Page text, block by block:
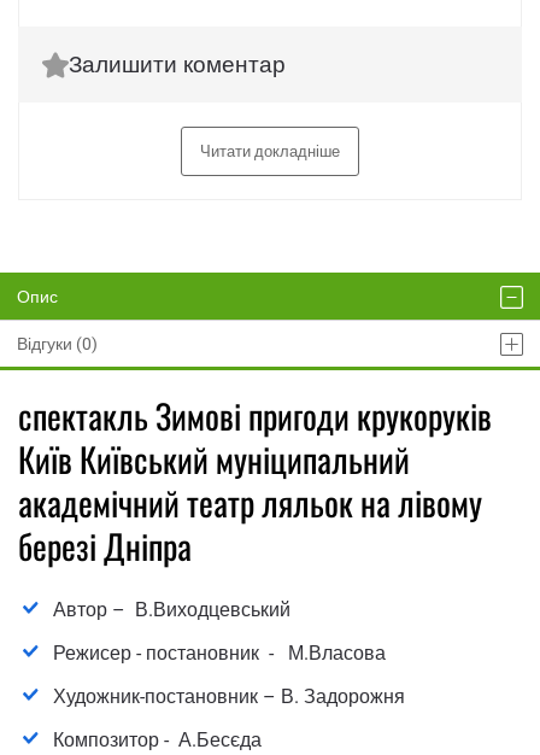
Залишити коментар
Читати докладніше
Опис
Відгуки (0)
спектакль Зимові пригоди крукоруків
Київ Київський муніципальний
академічний театр ляльок на лівому
березі Дніпра
Автор – В.Виходцевський
Режисер - постановник - М.Власова
Художник-постановник – В. Задорожня
Композитор - А.Бесєда